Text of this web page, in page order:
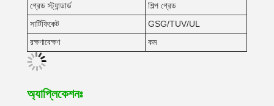
গ্রেড স্ট্যান্ডার্ড
শিল্প গ্রেড
সার্টিফিকেট
GSG/TUV/UL
রক্ষণাবেক্ষণ
কম
অ্যাপ্লিকেশনঃ